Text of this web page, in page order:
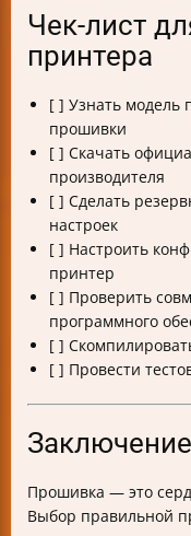
Чек-лист
принтера
[ ] Узнать модель
прошивки
[ ] Скачать
производителя
[ ] Сделать
настроек
[ ] Настроить
принтер
[ ] Проверить
программного
[ ]
[ ] Провести
Заключение
Прошивка — это
Выбор правильной